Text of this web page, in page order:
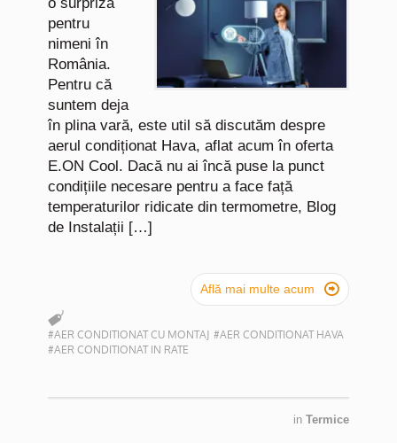
pentru
nimeni în
România.
Pentru că
suntem deja
în plina vară, este util să discutăm despre
aerul condiționat Hava, aflat acum în oferta
E.ON Cool. Dacă nu ai încă puse la punct
condițiile necesare pentru a face față
temperaturilor ridicate din termometre, Blog
de Instalații […]
Află mai multe acum 
#AER CONDITIONAT CU MONTAJ #AER CONDITIONAT HAVA
#AER CONDITIONAT IN RATE
in Termice